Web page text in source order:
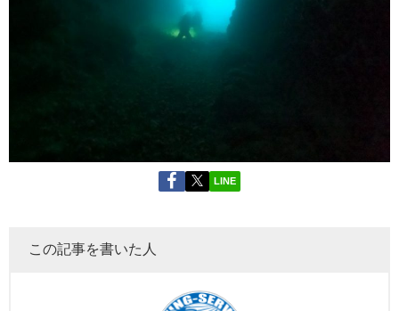
LINE
この記事を書いた人